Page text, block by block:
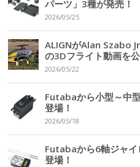
パーツ」3種が発売！
2026/05/25
ALIGNがAlan Szabo
の3Dフライト動画を公
2026/05/22
Futabaから小型～中
登場！
2026/05/18
Futabaから6軸ジャイ
登場！